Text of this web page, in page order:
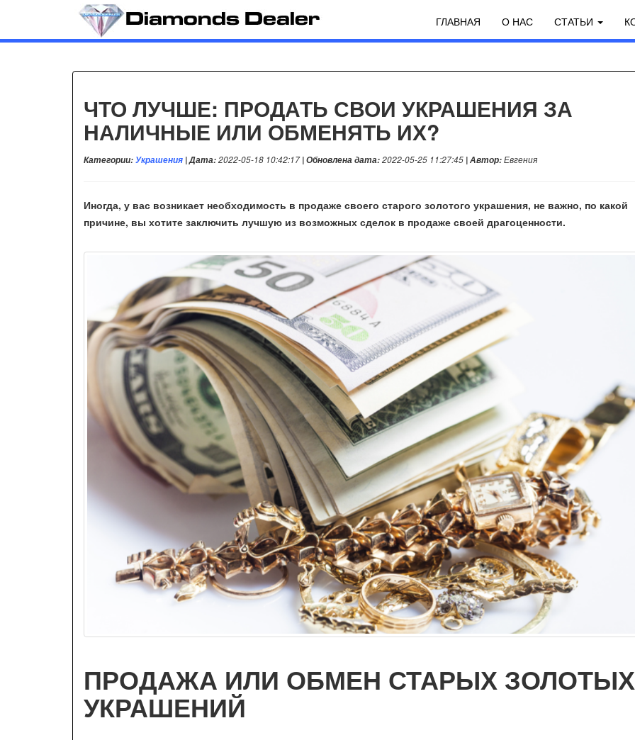
ГЛАВНАЯ О НАС СТАТЬИ
ЧТО ЛУЧШЕ: ПРОДАТЬ СВОИ УКРАШЕНИЯ ЗА
НАЛИЧНЫЕ ИЛИ ОБМЕНЯТЬ ИХ?
Категории:Украшения | Дата:2022-05-18 10:42:17| Обновлена дата:2022-05-25 11:27:45 | Автор:Евгения
Иногда, у вас возникает необходимость в продаже своего старого золотого украшения, не важно, по какой
причине, вы хотите заключить лучшую из возможных сделок в продаже своей драгоценности.
ПРОДАЖА ИЛИ ОБМЕН СТАРЫХ ЗОЛОТЫХ
УКРАШЕНИЙ